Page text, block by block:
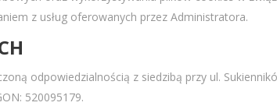
z usług oferowanych przez Administratora.
odpowiedzialnością z siedzibą przy ul.
520095179.